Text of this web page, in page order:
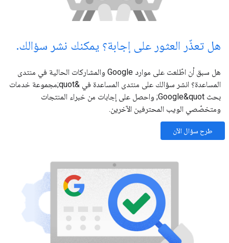
هل تعذّر العثور على إجابة؟ يمكنك نشر سؤالك.
هل سبق أن اطّلعت على موارد Google والمشاركات الحالية في منتدى
المساعدة؟ انشر سؤالك على منتدى المساعدة في &quot;مجموعة خدمات
بحث Google‎&quot; واحصل على إجابات من خبراء المنتجات
ومتخصّصي الويب المحترفين الآخرين.
طرح سؤال الآن